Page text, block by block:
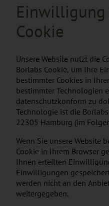
Cookie
Unsere Website nutzt die
Borlabs Cookie, um Ihre
bestimmter Cookies in
bestimmter Technologien
datenschutzkonform zu
Technologie ist die
22305 Hamburg (im
Wenn Sie unsere Website
Cookie in Ihrem Browser
Ihnen erteilten
Einwilligungen
werden nicht an den
weitergegeben.